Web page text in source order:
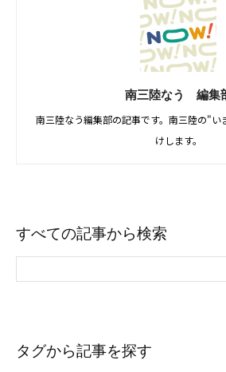
南三陸なう 編集
南三陸なう編集部の記事です。南三陸の"い
けします。
すべての記事から検索
タグから記事を探す